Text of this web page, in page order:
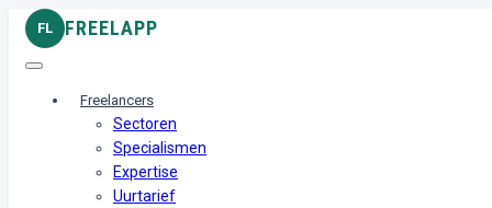
FL FREELAPP
Freelancers
Sectoren
Specialismen
Expertise
Uurtarief